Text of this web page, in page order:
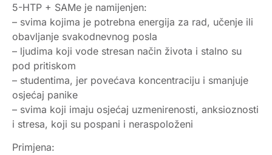
5-HTP + SAMe je namijenjen:
– svima kojima je potrebna energija za rad, učenje ili
obavljanje svakodnevnog posla
– ljudima koji vode stresan način života i stalno su
pod pritiskom
– studentima, jer povećava koncentraciju i smanjuje
osjećaj panike
– svima koji imaju osjećaj uzmenirenosti, anksioznosti
i stresa, koji su pospani i neraspoloženi
Primjena: